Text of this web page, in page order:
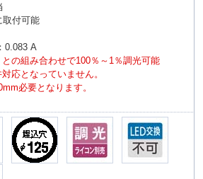
付可能
0.083 A
の組み合わせで100％～1％調光可能
応となっていません。
必要となります。